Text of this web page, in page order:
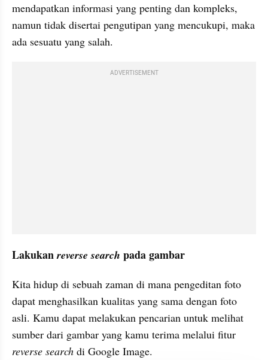
mendapatkan informasi yang penting dan kompleks,
namun tidak disertai pengutipan yang mencukupi, maka
ada sesuatu yang salah.
ADVERTISEMENT
Lakukan reverse search pada gambar
Kita hidup di sebuah zaman di mana pengeditan foto
dapat menghasilkan kualitas yang sama dengan foto
asli. Kamu dapat melakukan pencarian untuk melihat
sumber dari gambar yang kamu
reverse search di Google Image.